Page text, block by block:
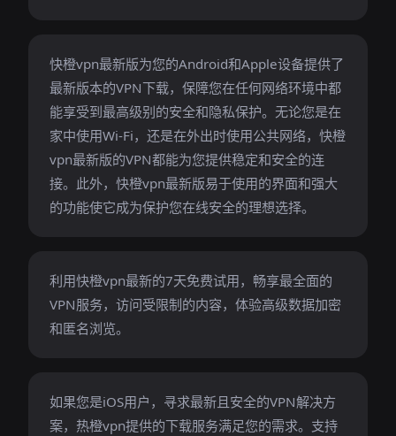
快橙vpn最新版为您的Android和Apple设备提供了
最新版本的VPN下载，保障您在任何网络环境中都
能享受到最高级别的安全和隐私保护。无论您是在
家中使用Wi-Fi，还是在外出时使用公共网络，快橙
vpn最新版的VPN都能为您提供稳定和安全的连
接。此外，快橙vpn最新版易于使用的界面和强大
的功能使它成为保护您在线安全的理想选择。
利用快橙vpn最新的7天免费试用，畅享最全面的
VPN服务，访问受限制的内容，体验高级数据加密
和匿名浏览。
如果您是iOS用户，寻求最新且安全的VPN解决方
案，热橙vpn提供的下载服务满足您的需求。支持